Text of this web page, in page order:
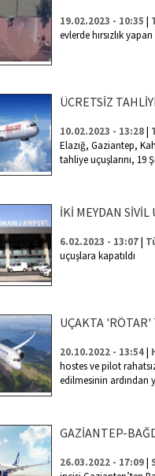
19.02.2023 - 10:35 |
evlerde hırsızlık
ÜCRETSİZ
10.02.2023 - 13:28|
Elazığ, Gaziantep,
tahliye uçuşlarını, 19
İKİ MEYDAN
6.02.2023 - 13:07|
uçuşlara kapatıldı
UÇAKTA 'RÖTAR'
20.10.2022 - 13:54|
hostes ve pilot
edilmesinin ardından
GAZİANTEP-
26.03.2022 - 17:09|